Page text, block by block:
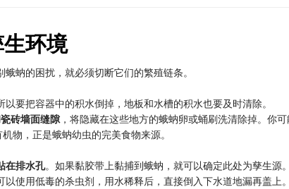
环境
蚋的困扰，就必须切断它们的繁殖链条。
要把容器中的积水倒掉，地板和水槽的积水也要及时清除。
砖墙面缝隙，将隐藏在这些地方的蛾蚋卵或蛹刷洗清除掉。你
物，正是蛾蚋幼虫的完美食物来源。
在排水孔。如果黏胶带上黏捕到蛾蚋，就可以确定此处为孳生源。
使用低毒的杀虫剂，用水稀释后，直接倒入下水道地漏再盖上。